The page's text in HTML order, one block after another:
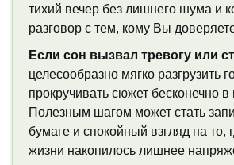
тихий вечер без лишнего шума и
разговор с тем, кому Вы
Если сон вызвал тревогу или
целесообразно мягко разгрузить
прокручивать сюжет бесконечно
Полезным шагом может стать
бумаге и спокойный взгляд на то,
жизни накопилось лишнее